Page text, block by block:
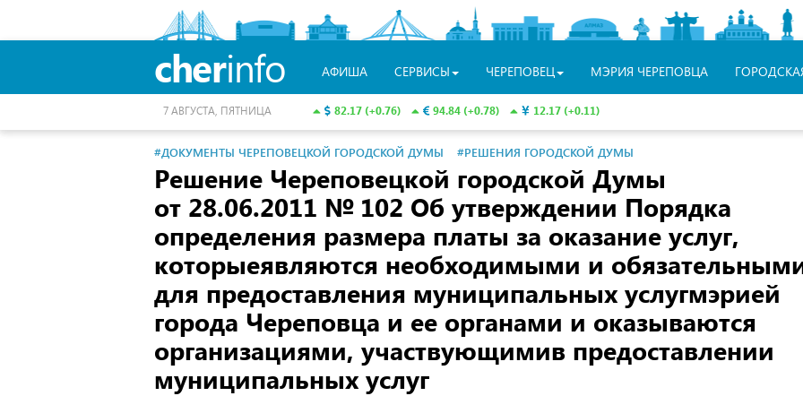
cherinfo АФИША СЕРВИСЫ ЧЕРЕПОВЕЦ МЭРИЯ ЧЕРЕПОВЦА
82.17 (+0.76) 94.84 (+0.78) 12.17 (+0.11)
7 АВГУСТА, ПЯТНИЦА
#ДОКУМЕНТЫ ЧЕРЕПОВЕЦКОЙ ГОРОДСКОЙ ДУМЫ #РЕШЕНИЯ ГОРОДСКОЙ ДУМЫ
Решение Череповецкой городской Думы
от 28.06.2011 № 102 Об утверждении Порядка
определения размера платы за оказание услуг,
которыеявляются необходимыми и
для предоставления муниципальных услугмэрией
города Череповца и ее органами и оказываются
организациями, участвующимив предоставлении
муниципальных услуг